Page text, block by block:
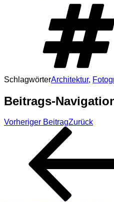
SchlagwörterArchitektur,
Beitrags-
Vorheriger BeitragZurück